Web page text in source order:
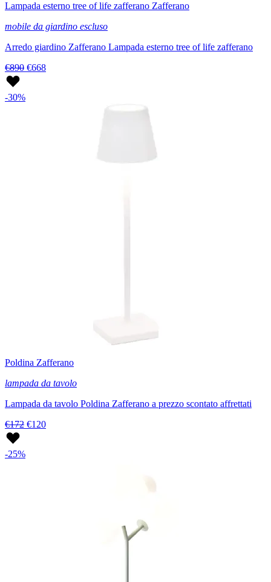
Lampada esterno tree of life zafferano Zafferano
mobile da giardino escluso
Arredo giardino Zafferano Lampada esterno tree of life zafferano
€890 €668
-30%
Poldina Zafferano
lampada da tavolo
Lampada da tavolo Poldina Zafferano a prezzo scontato affrettati
€172 €120
-25%